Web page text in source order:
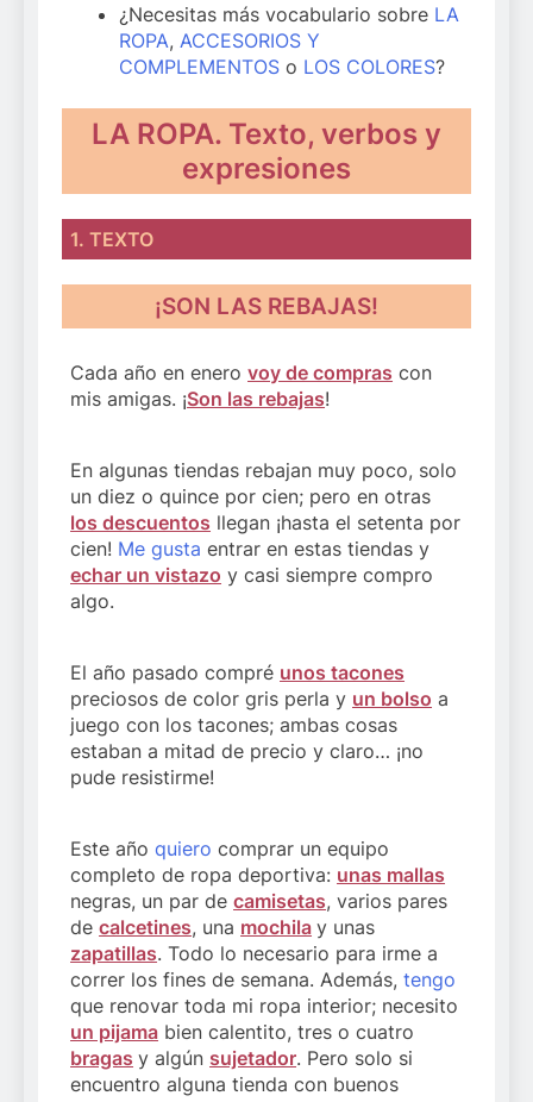
¿Necesitas más vocabulario sobre LA
ROPA, ACCESORIOS Y
COMPLEMENTOS o LOS COLORES?
LA ROPA. Texto, verbos y
expresiones
1. TEXTO
¡SON LAS REBAJAS!
Cada año en enerovoy de compras con
mis amigas. ¡Son las rebajas!
En algunas tiendas rebajan muy poco, solo
un diez o quince por cien; pero en otras
los descuentos llegan ¡hasta el setenta por
cien! Me gusta entrar en estas tiendas y
echar un vistazo y casi siempre compro
algo.
El año pasado compré unos tacones
preciosos de color gris perla y un bolso a
juego con los tacones; ambas cosas
estaban a mitad de precio y claro… ¡no
pude resistirme!
Este añoquiero comprar un equipo
completo de ropa deportiva: unas mallas
negras, un par decamisetas, varios pares
decalcetines, una mochila y unas
zapatillas. Todo lo necesario para irme a
correr los fines de semana. Además,tengo
que renovar toda mi ropa interior; necesito
un pijama bien calentito, tres o cuatro
bragas y algún sujetador. Pero solo si
encuentro alguna tienda con buenos